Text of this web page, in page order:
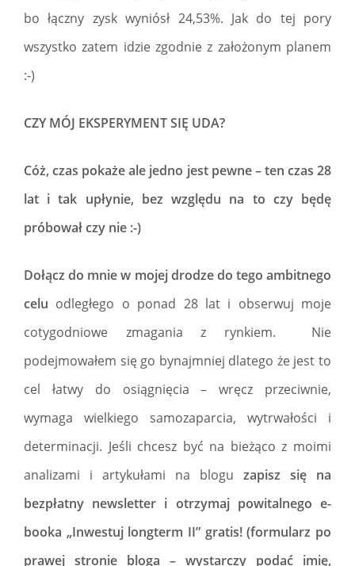
bo łączny zysk wyniósł 24,53%. Jak do tej pory
wszystko zatem idzie zgodnie z założonym planem
:-)
CZY MÓJ EKSPERYMENT SIĘ UDA?
Cóż, czas pokaże ale jedno jest pewne – ten czas 28
lat i tak upłynie, bez względu na to czy będę
próbował czy nie :-)
Dołącz do mnie w mojej drodze do tego ambitnego
celu odległego o ponad 28 lat i obserwuj moje
cotygodniowe zmagania z rynkiem. Nie
podejmowałem się go bynajmniej dlatego że jest to
cel łatwy do osiągnięcia – wręcz przeciwnie,
wymaga wielkiego samozaparcia, wytrwałości i
determinacji. Jeśli chcesz być na bieżąco z moimi
analizami i artykułami na blogu zapisz się na
bezpłatny newsletter i otrzymaj powitalnego e-
booka „Inwestuj longterm II” gratis! (formularz po
prawej stronie bloga – wystarczy podać imię,